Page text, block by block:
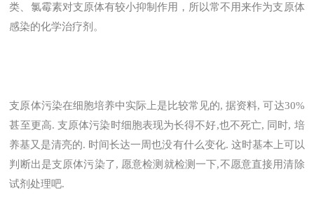
类、氯霉素对支原体有较小抑制作用，所以常不用来作为支原体
感染的化学治疗剂。
支原体污染在细胞培养中实际上是比较常见的, 据资料, 可达30%
甚至更高. 支原体污染时细胞表现为长得不好,也不死亡, 同时, 培
养基又是清亮的. 时间长达一周也没有什么变化. 这时基本上可以
判断出是支原体污染了, 愿意检测就检测一下,不愿意直接用清除
试剂处理吧.